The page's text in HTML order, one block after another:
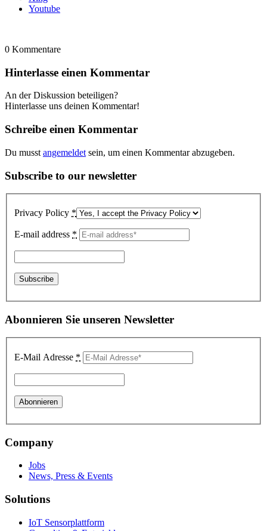
Youtube
0 Kommentare
Hinterlasse einen Kommentar
An der Diskussion beteiligen?
Hinterlasse uns deinen Kommentar!
Schreibe einen Kommentar
Du musst angemeldet sein, um einen Kommentar abzugeben.
Subscribe to our newsletter
Privacy Policy *
E-mail address *
Abonnieren Sie unseren Newsletter
E-Mail Adresse *
Company
Jobs
News, Press & Events
Solutions
IoT Sensorplattform